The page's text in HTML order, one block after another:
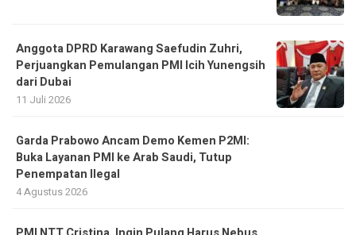
Anggota DPRD Karawang Saefudin Zuhri,
Perjuangkan Pemulangan PMI Icih Yunengsih
dari Dubai
11 Juli 2026
Garda Prabowo Ancam Demo Kemen P2MI:
Buka Layanan PMI ke Arab Saudi, Tutup
Penempatan Ilegal
4 Agustus 2026